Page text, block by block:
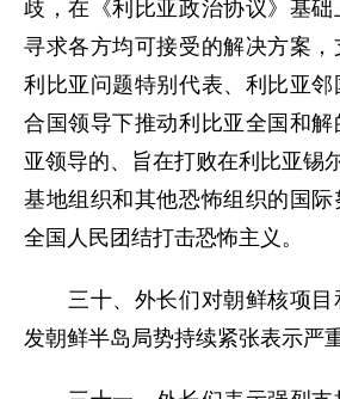
歧，在《利比亚政治协议》基
寻求各方均可接受的解决方案
利比亚问题特别代表、利比亚
合国领导下推动利比亚全国和
亚领导的、旨在打败在利比亚锡
基地组织和其他恐怖组织的国
全国人民团结打击恐怖主义。
三十、外长们对朝鲜核项目
发朝鲜半岛局势持续紧张表示严